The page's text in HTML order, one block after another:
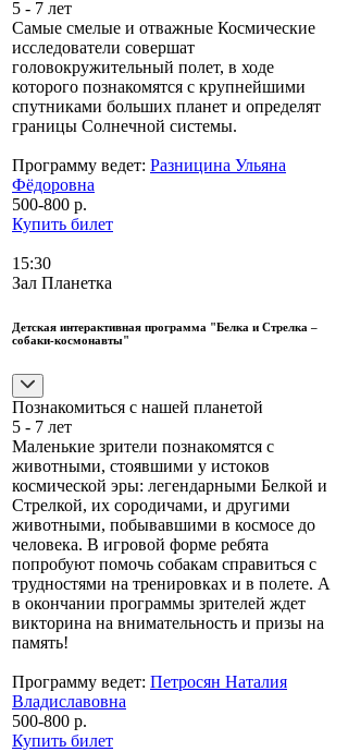
5 - 7 лет
Самые смелые и отважные Космические
исследователи совершат
головокружительный полет, в ходе
которого познакомятся с крупнейшими
спутниками больших планет и определят
границы Солнечной системы.
Программу ведет: Разницина Ульяна
Фёдоровна
500-800 р.
Купить билет
15:30
Зал Планетка
Детская интерактивная программа "Белка и Стрелка –
собаки-космонавты"
Познакомиться с нашей планетой
5 - 7 лет
Маленькие зрители познакомятся с
животными, стоявшими у истоков
космической эры: легендарными Белкой и
Стрелкой, их сородичами, и другими
животными, побывавшими в космосе до
человека. В игровой форме ребята
попробуют помочь собакам справиться с
трудностями на тренировках и в полете. А
в окончании программы зрителей ждет
викторина на внимательность и призы на
память!
Программу ведет: Петросян Наталия
Владиславовна
500-800 р.
Купить билет